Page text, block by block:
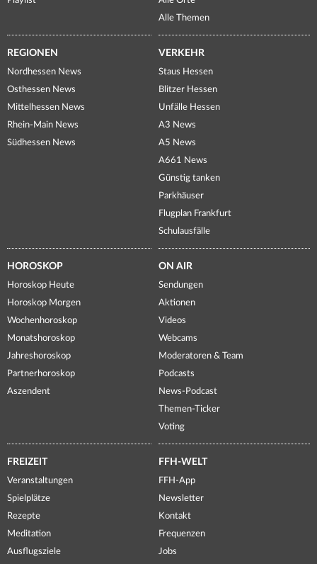
Alle Themen
REGIONEN
Nordhessen News
Osthessen News
Mittelhessen News
Rhein-Main News
Südhessen News
VERKEHR
Staus Hessen
Blitzer Hessen
Unfälle Hessen
A3 News
A5 News
A661 News
Günstig tanken
Parkhäuser
Flugplan Frankfurt
Schulausfälle
HOROSKOP
Horoskop Heute
Horoskop Morgen
Wochenhoroskop
Monatshoroskop
Jahreshoroskop
Partnerhoroskop
Aszendent
ON AIR
Sendungen
Aktionen
Videos
Webcams
Moderatoren & Team
Podcasts
News-Podcast
Themen-Ticker
Voting
FREIZEIT
Veranstaltungen
Spielplätze
Rezepte
Meditation
Ausflugsziele
FFH-WELT
FFH-App
Newsletter
Kontakt
Frequenzen
Jobs